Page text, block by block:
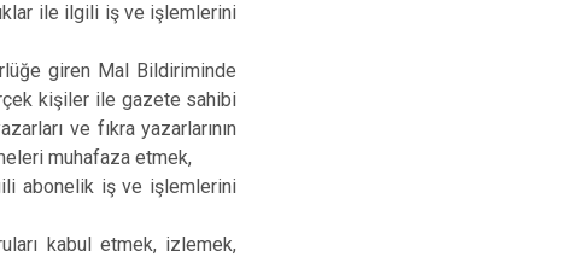
ile ilgili iş ve işlemlerini
giren Mal Bildiriminde
kişiler ile gazete sahibi
ve fıkra yazarlarının
muhafaza etmek,
abonelik iş ve işlemlerini
kabul etmek, izlemek,